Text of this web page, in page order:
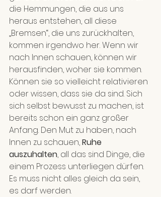
die Hemmungen, die aus uns
heraus entstehen, all diese
„Bremsen“, die uns zurückhalten,
kommen irgendwo her. Wenn wir
nach Innen schauen, können wir
herausfinden, woher sie kommen.
Können sie so vielleicht relativieren
oder wissen, dass sie da sind. Sich
sich selbst bewusst zu machen, ist
bereits schon ein ganz großer
Anfang. Den Mut zu haben, nach
Innen zu schauen, Ruhe
auszuhalten, all das sind Dinge, die
einem Prozess unterliegen dürfen.
Es muss nicht alles gleich da sein,
es darf werden.